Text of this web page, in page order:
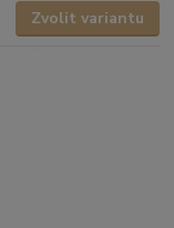
Zvolit variantu